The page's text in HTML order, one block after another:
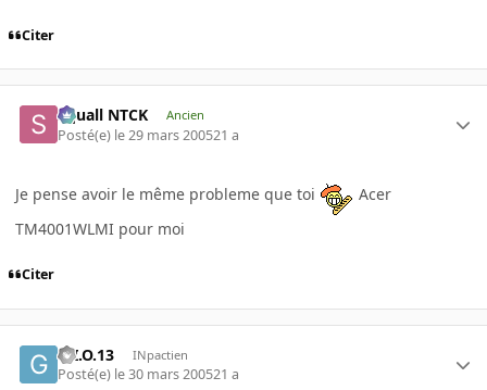
Citer
Squall NTCK Ancien
Posté(e) le 29 mars 200521 a
Je pense avoir le même probleme que toi
Acer
TM4001WLMI pour moi
Citer
G.I.O.13 INpactien
Posté(e) le 30 mars 200521 a